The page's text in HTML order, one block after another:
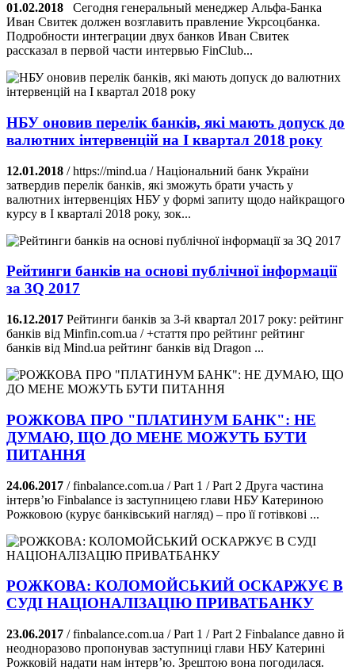
01.02.2018
Сегодня генеральный менеджер Альфа-Банка
Иван Свитек должен возглавить правление Укрсоцбанка.
Подробности интеграции двух банков Иван Свитек
рассказал в первой части интервью FinClub...
НБУ оновив перелік банків, які мають допуск до
валютних інтервенцій на І квартал 2018 року
12.01.2018 / https://mind.ua / Національний банк України
затвердив перелік банків, які зможуть брати участь у
валютних інтервенціях НБУ у формі запиту щодо найкращого
курсу в І кварталі 2018 року, зок...
Рейтинги банків на основі публічної інформації
за 3Q 2017
16.12.2017 Рейтинги банків за 3-й квартал 2017 року: рейтинг
банків від Minfin.com.ua / +стаття про рейтинг рейтинг
банків від Mind.ua рейтинг банків від Dragon ...
РОЖКОВА ПРО "ПЛАТИНУМ БАНК": НЕ
ДУМАЮ, ЩО ДО МЕНЕ МОЖУТЬ БУТИ
ПИТАННЯ
24.06.2017 / finbalance.com.ua / Part 1 / Part 2 Друга частина
інтерв’ю Finbalance із заступницею глави НБУ Катериною
Рожковою (курує банківський нагляд) – про її готівкові ...
РОЖКОВА: КОЛОМОЙСЬКИЙ ОСКАРЖУЄ В
СУДІ НАЦІОНАЛІЗАЦІЮ ПРИВАТБАНКУ
23.06.2017 / finbalance.com.ua / Part 1 / Part 2 Finbalance давно й
неодноразово пропонував заступниці глави НБУ Катерині
Рожковій надати нам інтерв’ю. Зрештою вона погодилася.